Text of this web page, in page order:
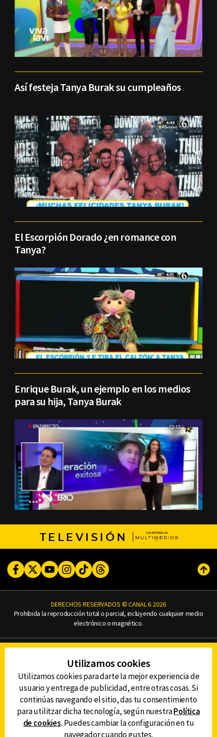
Así festeja Tanya Burak su cumpleaños
El Escorpión Dorado ¿en romance con
Tanya?
Enrique Burak, un ejemplo en los medios
para su hija, Tanya Burak
TELEVISIÓN
FacebookTwitterYoutubeInstagram
TikTokThreads
DERECHOS RESERVADOS © CANAL 6 2026
Prohibida la reproducción total o parcial, incluyendo cualquier medio
electrónico o magnético.
AVISO DE PRIVACIDAD
DEFENSORÍA DE LAS AUDIENCIAS
DESCARGA LA APP DE CANAL 6
Utilizamos cookies
Utilizamos cookies para darte la mejor experiencia de
usuario y entrega de publicidad, entre otras cosas. Si
continúas navegando el sitio, das tu consentimiento
para utilitzar dicha tecnología, según nuestraPolítica
de cookies. Puedes cambiar la configuración en tu
navegador cuando gustes.